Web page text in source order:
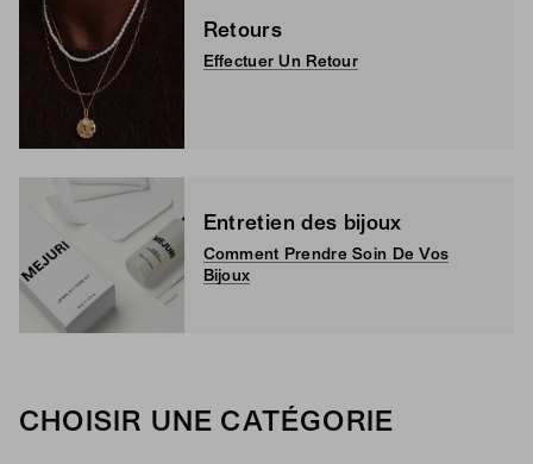
Retours
Effectuer Un Retour
Entretien des bijoux
Comment Prendre Soin De Vos
Bijoux
CHOISIR UNE CATÉGORIE